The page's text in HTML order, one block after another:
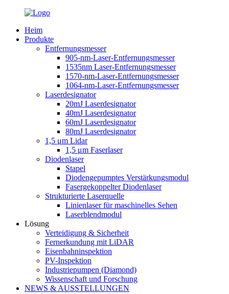
Heim
Produkte
Entfernungsmesser
905-nm-Laser-Entfernungsmesser
1535nm Laser-Entfernungsmesser
1570-nm-Laser-Entfernungsmesser
1064-nm-Laser-Entfernungsmesser
Laserdesignator
20mJ Laserdesignator
40mJ Laserdesignator
60mJ Laserdesignator
80mJ Laserdesignator
1,5 μm Lidar
1,5 μm Faserlaser
Diodenlaser
Stapel
Diodengepumptes Verstärkungsmodul
Fasergekoppelter Diodenlaser
Strukturierte Laserquelle
Linienlaser für maschinelles Sehen
Laserblendmodul
Lösung
Verteidigung & Sicherheit
Fernerkundung mit LiDAR
Eisenbahninspektion
PV-Inspektion
Industriepumpen (Diamond)
Wissenschaft und Forschung
NEWS & AUSSTELLUNGEN